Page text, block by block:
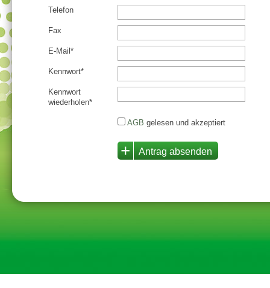
Telefon
Fax
E-Mail*
Kennwort*
Kennwort
wiederholen*
AGB gelesen und akzeptiert